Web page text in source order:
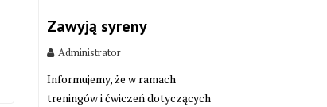
Zawyją syreny
Administrator
Informujemy, że w ramach
treningów i ćwiczeń dotyczących